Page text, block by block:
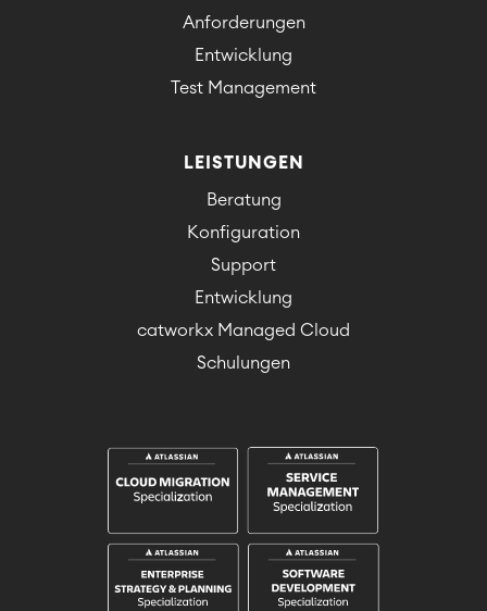
Anforderungen
Entwicklung
Test Management
LEISTUNGEN
Beratung
Konfiguration
Support
Entwicklung
catworkx Managed Cloud
Schulungen